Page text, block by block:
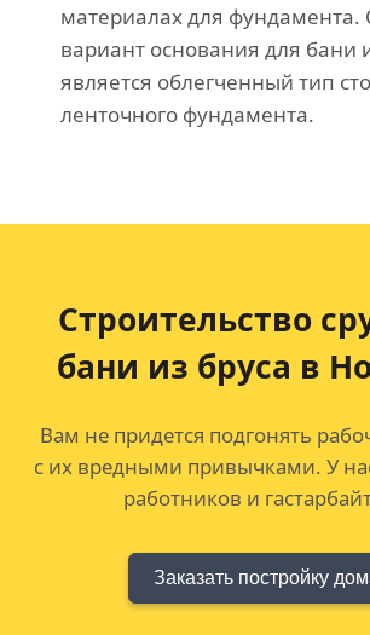
материалах для
вариант основания для бани
является облегченный тип
ленточного фундамента.
Строительство
бани из бруса в
Вам не придется подгонять
с их вредными привычками. У
работников и
Заказать постройку